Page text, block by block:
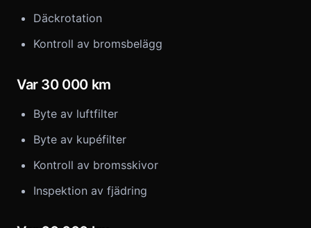
Däckrotation
Kontroll av bromsbelägg
Var 30 000 km
Byte av luftfilter
Byte av kupéfilter
Kontroll av bromsskivor
Inspektion av fjädring